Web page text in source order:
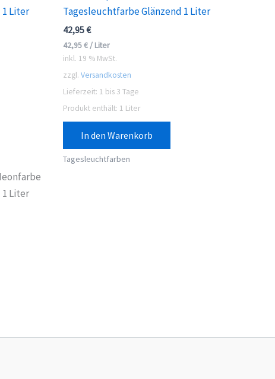
Liter
Liter
Tagesleuchtfarbe Glänzend 1 Liter
42,95€
42,95€ / Liter
inkl. 19 % MwSt.
zzgl. Versandkosten
Lieferzeit: 1 bis 3 Tage
Produkt enthält: 1 Liter
In den Warenkorb
Tagesleuchtfarben